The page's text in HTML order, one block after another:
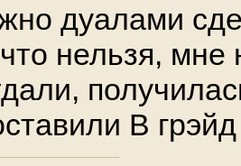
дуалами
нельзя, мне
В